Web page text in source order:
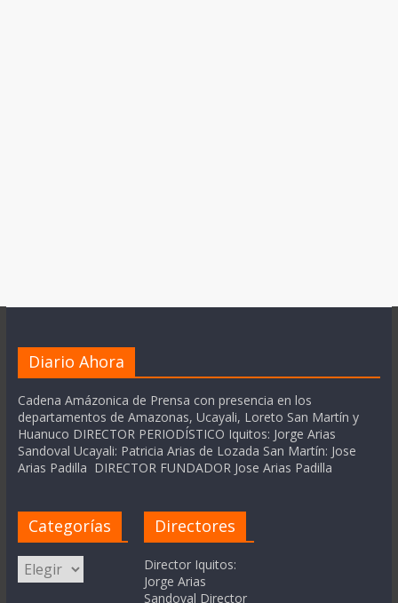
Diario Ahora
Cadena Amázonica de Prensa con presencia en los
departamentos de Amazonas, Ucayali, Loreto San Martín y
Huanuco DIRECTOR PERIODÍSTICO Iquitos: Jorge Arias
Sandoval Ucayali: Patricia Arias de Lozada San Martín: Jose
Arias Padilla DIRECTOR FUNDADOR Jose Arias Padilla
Categorías
Categorías
Directores
Director Iquitos:
Jorge Arias
Sandoval Director